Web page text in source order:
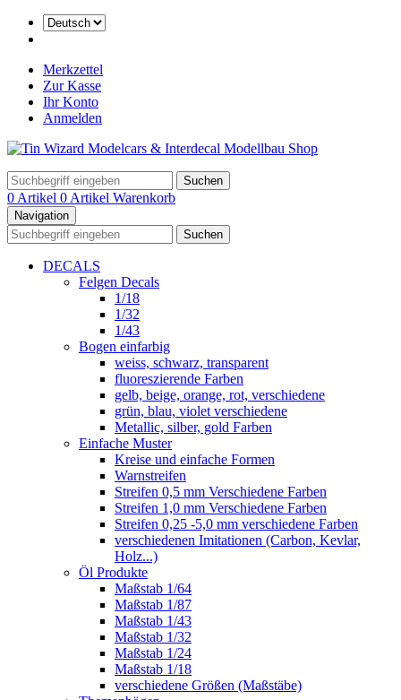
Merkzettel
Zur Kasse
Ihr Konto
Anmelden
Suchen
0 Artikel 0 Artikel Warenkorb
Navigation
Suchen
DECALS
Felgen Decals
1/18
1/32
1/43
Bogen einfarbig
weiss, schwarz, transparent
fluoreszierende Farben
gelb, beige, orange, rot, verschiedene
grün, blau, violet verschiedene
Metallic, silber, gold Farben
Einfache Muster
Kreise und einfache Formen
Warnstreifen
Streifen 0,5 mm Verschiedene Farben
Streifen 1,0 mm Verschiedene Farben
Streifen 0,25 -5,0 mm verschiedene Farben
verschiedenen Imitationen (Carbon, Kevlar,
Holz...)
Öl Produkte
Maßstab 1/64
Maßstab 1/87
Maßstab 1/43
Maßstab 1/32
Maßstab 1/24
Maßstab 1/18
verschiedene Größen (Maßstäbe)